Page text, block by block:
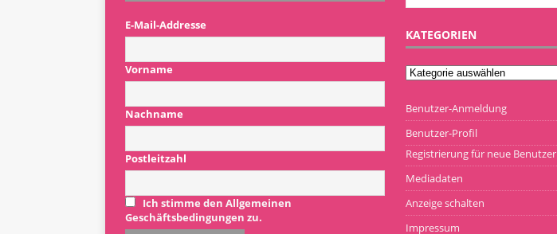
E-Mail-Addresse
Vorname
Nachname
Postleitzahl
Ich stimme den Allgemeinen
Geschäftsbedingungen zu.
KATEGORIEN
Benutzer-Anmeldung
Benutzer-Profil
Registrierung für neue Benutzer
Mediadaten
Anzeige schalten
Impressum